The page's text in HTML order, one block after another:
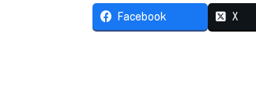
Facebook X